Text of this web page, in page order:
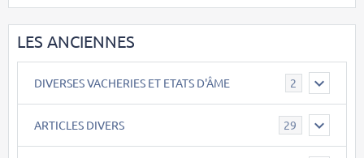
LES ANCIENNES
DIVERSES VACHERIES ET ETATS D'ÂME 2
ARTICLES DIVERS 29